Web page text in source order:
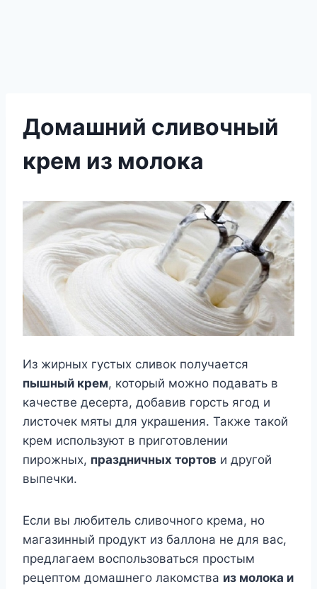
Домашний сливочный
крем из молока
Из жирных густых сливок получается
пышный крем, который можно подавать в
качестве десерта, добавив горсть ягод и
листочек мяты для украшения. Также такой
крем используют в приготовлении
пирожных, праздничных тортов и другой
выпечки.
Если вы любитель сливочного крема, но
магазинный продукт из баллона не для вас,
предлагаем воспользоваться простым
рецептом домашнего лакомства из молока и